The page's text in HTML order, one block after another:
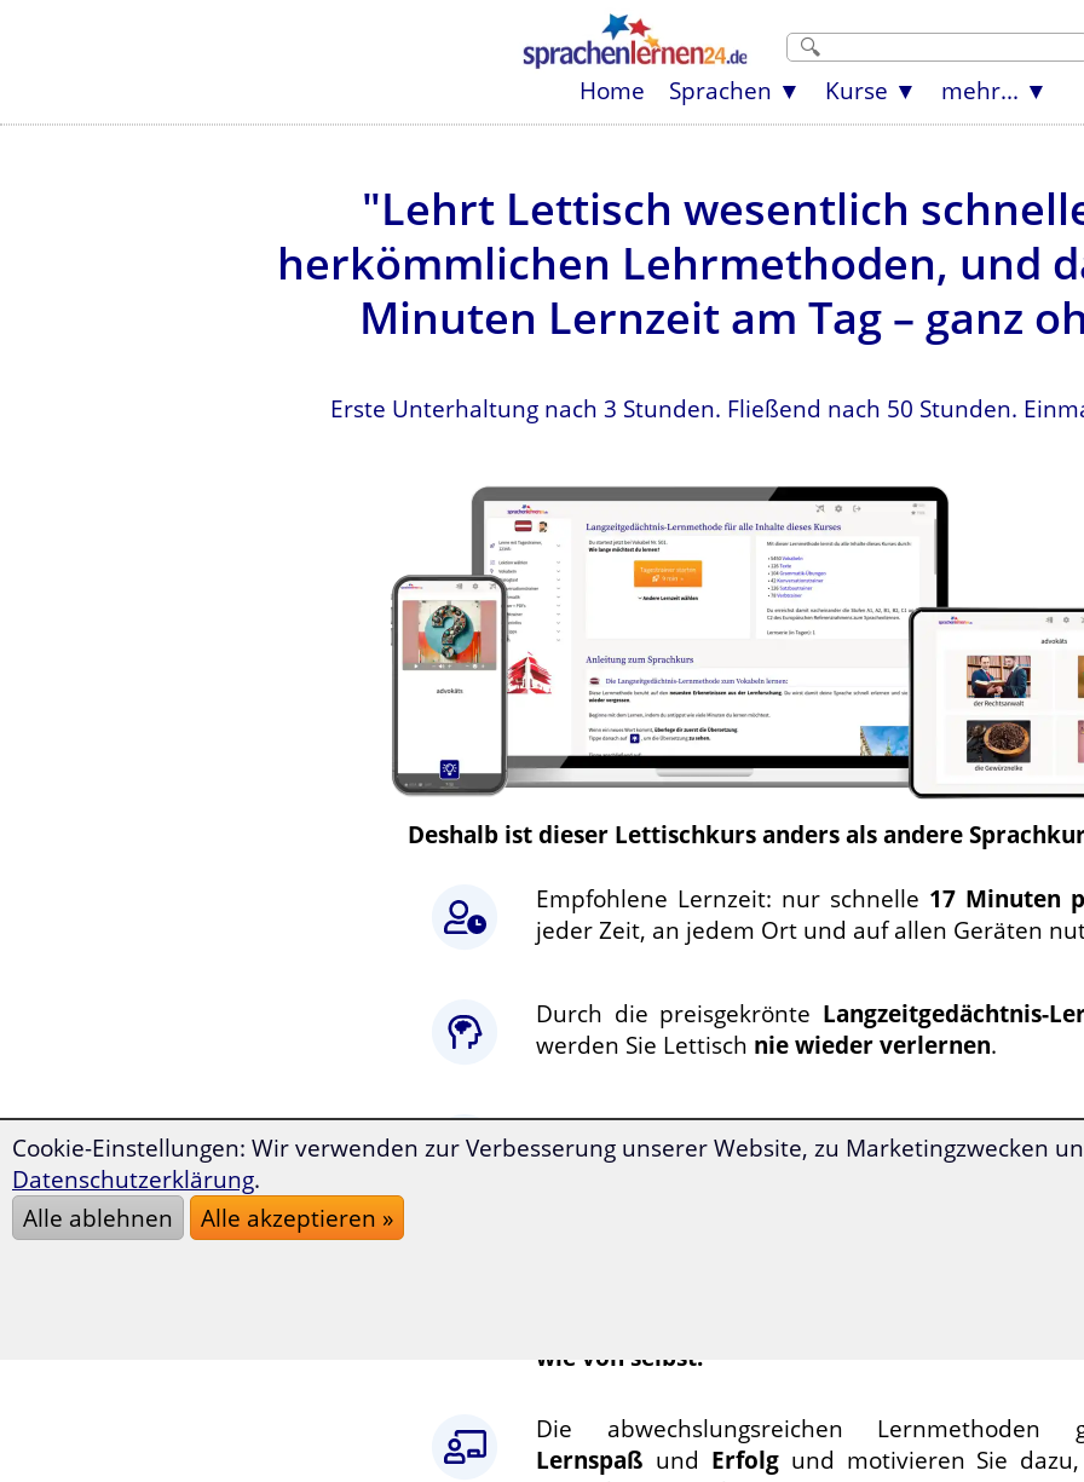
Home Sprachen Kurse mehr...
"Lehrt Lettisch wesentlich
herkömmlichen Lehrmethoden, und
Minuten Lernzeit am Tag – ganz
Erste Unterhaltung nach 3 Stunden. Fließend nach 50 Stunden.
Deshalb ist dieser Lettischkurs anders als andere
Empfohlene Lernzeit: nur schnelle 17 Minuten
jeder Zeit, an jedem Ort und auf allen Geräten
Durch die preisgekrönte Langzeit­gedächtnis-
werden Sie Lettisch nie wieder verlernen.
Mit der neuartigenSuperlearning-Technologie
entspanntdeutlich schneller voranund können
wie von selbst.
Die abwechslungsreichen Lernmethoden
Lernspaß und Erfolgund motivieren Sie
Cookie-Einstellungen: Wir verwenden zur Verbesserung unserer Website, zu Marketingzwecken
Datenschutzerklärung.
Alle ablehnen
Alle akzeptieren »